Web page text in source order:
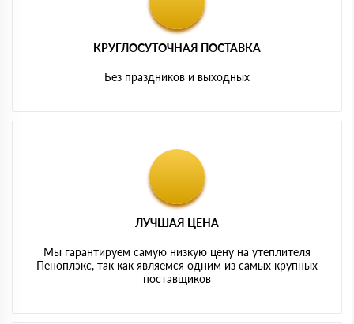
КРУГЛОСУТОЧНАЯ ПОСТАВКА
Без праздников и выходных
ЛУЧШАЯ ЦЕНА
Мы гарантируем самую низкую цену на утеплителя
Пеноплэкс, так как являемся одним из самых крупных
поставщиков